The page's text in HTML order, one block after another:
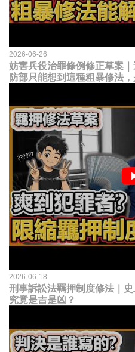
2026-06-26
妨害兵役治罪條例修正草案
防部只能想到這種粗暴修法
2026-06-18
刑事訴訟法羈押制度修法｜
究竟是吉是凶？